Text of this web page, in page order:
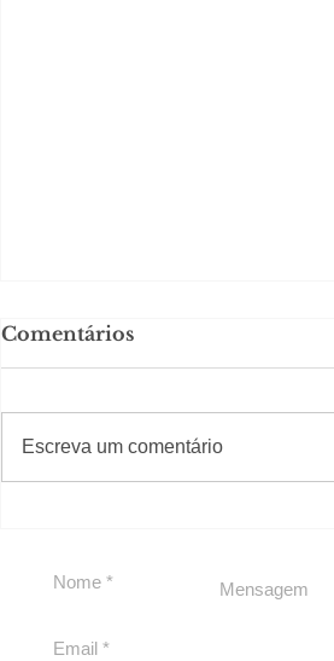
para São Paulo
Comentários
Escreva um comentário